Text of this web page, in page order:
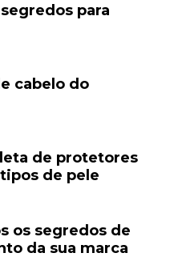
para
cabelo do
de protetores
de pele
os segredos de
da sua marca